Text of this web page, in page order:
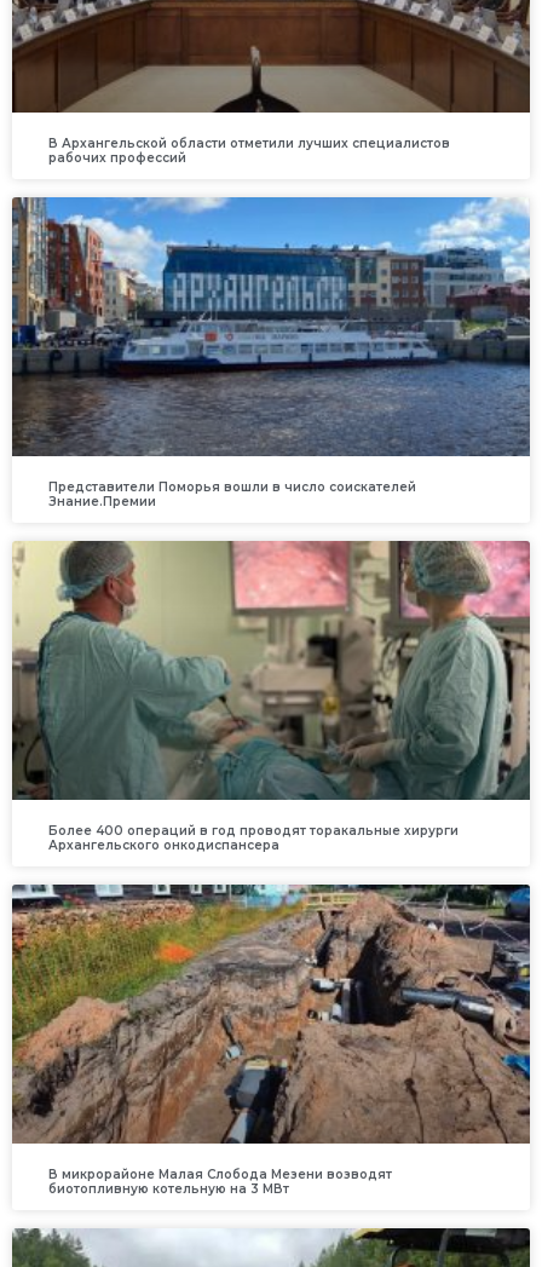
В Архангельской области отметили лучших специалистов
рабочих профессий
Представители Поморья вошли в число соискателей
Знание.Премии
Более 400 операций в год проводят торакальные хирурги
Архангельского онкодиспансера
В микрорайоне Малая Слобода Мезени возводят
биотопливную котельную на 3 МВт